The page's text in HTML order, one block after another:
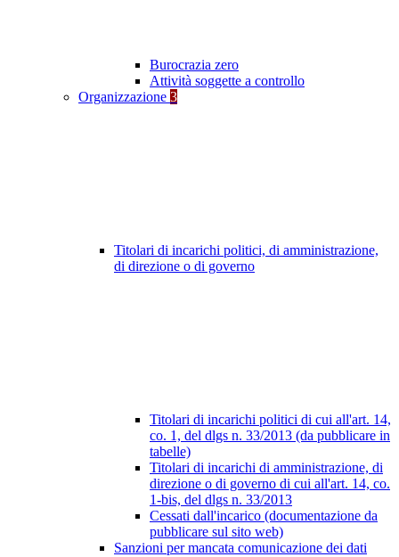
Burocrazia zero
Attività soggette a controllo
Organizzazione 3
Titolari di incarichi politici, di amministrazione,
di direzione o di governo
Titolari di incarichi politici di cui all'art. 14,
co. 1, del dlgs n. 33/2013 (da pubblicare in
tabelle)
Titolari di incarichi di amministrazione, di
direzione o di governo di cui all'art. 14, co.
1-bis, del dlgs n. 33/2013
Cessati dall'incarico (documentazione da
pubblicare sul sito web)
Sanzioni per mancata comunicazione dei dati